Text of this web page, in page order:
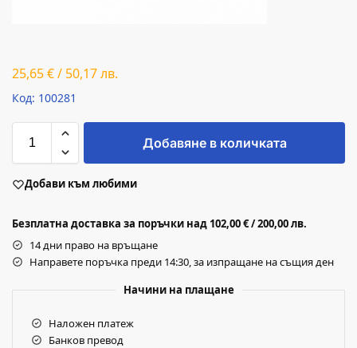
25,65€/ 50,17лв.
Код: 100281
Добавяне в количката
Добави към любими
Безплатна доставка за поръчки над 102,00 € / 200,00 лв.
14 дни право на връщане
Направете поръчка преди 14:30, за изпращане на същия ден
Начини на плащане
Наложен платеж
Банков превод